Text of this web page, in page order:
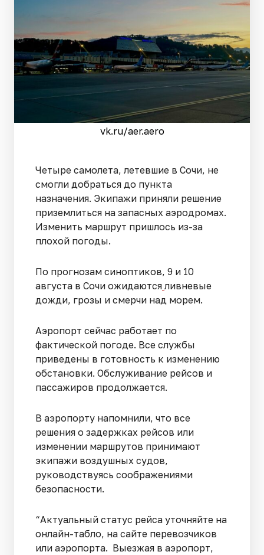
vk.ru/aer.aero
Четыре самолета, летевшие в Сочи, не
смогли добраться до пункта
назначения. Экипажи приняли решение
приземлиться на запасных аэродромах.
Изменить маршрут пришлось из-за
плохой погоды.
По прогнозам синоптиков, 9 и 10
августа в Сочи ожидаются ливневые
дожди, грозы и смерчи над морем.
Аэропорт сейчас работает по
фактической погоде. Все службы
приведены в готовность к изменению
обстановки. Обслуживание рейсов и
пассажиров продолжается.
В аэропорту напомнили, что все
решения о задержках рейсов или
изменении маршрутов принимают
экипажи воздушных судов,
руководствуясь соображениями
безопасности.
“Актуальный статус рейса уточняйте на
онлайн-табло, на сайте перевозчиков
или аэропорта. Выезжая в аэропорт,